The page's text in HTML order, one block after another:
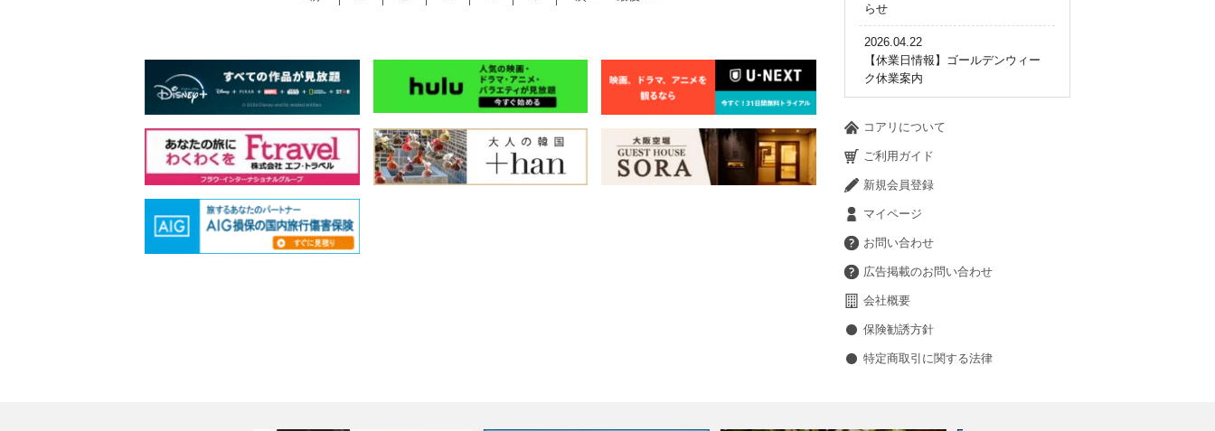
らせ
2026.04.22
【休業日情報】ゴールデンウィー
ク休業案内
コアリについて
ご利用ガイド
新規会員登録
マイページ
お問い合わせ
広告掲載のお問い合わせ
会社概要
保険勧誘方針
特定商取引に関する法律